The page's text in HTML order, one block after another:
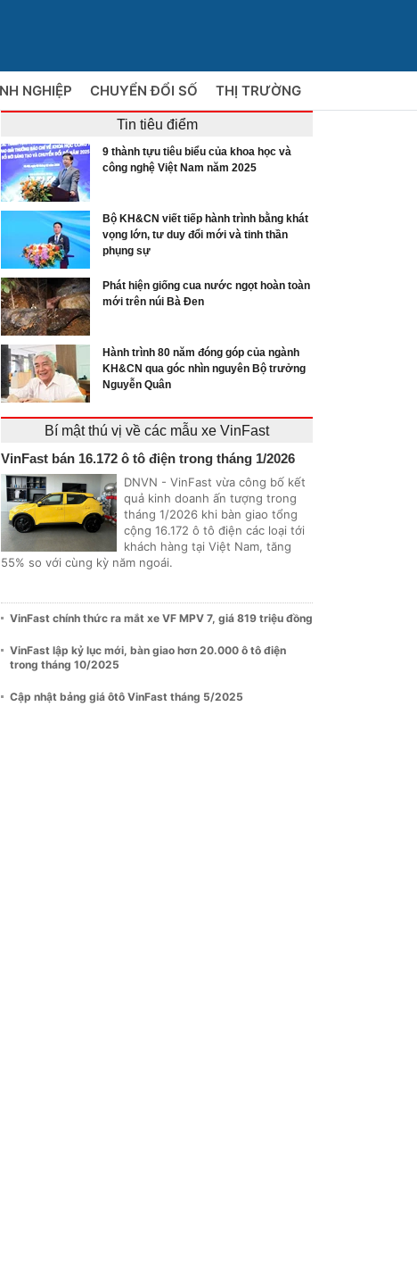
NGHIỆP CHUYỂN ĐỔI SỐ THỊ TRƯỜNG
Tin tiêu điểm
9 thành tựu tiêu biểu của khoa học và
công nghệ Việt Nam năm 2025
Bộ KH&CN viết tiếp hành trình bằng khát
vọng lớn, tư duy đổi mới và tinh thần
phụng sự
Phát hiện giống cua nước ngọt hoàn toàn
mới trên núi Bà Đen
Hành trình 80 năm đóng góp của ngành
KH&CN qua góc nhìn nguyên Bộ trưởng
Nguyễn Quân
Bí mật thú vị về các mẫu xe VinFast
VinFast bán 16.172 ô tô điện trong tháng 1/2026
DNVN - VinFast vừa công bố kết
quả kinh doanh ấn tượng trong
tháng 1/2026 khi bàn giao tổng
cộng 16.172 ô tô điện các loại tới
khách hàng tại Việt Nam, tăng
55% so với cùng kỳ năm ngoái.
VinFast chính thức ra mắt xe VF MPV 7, giá 819 triệu đồng
VinFast lập kỷ lục mới, bàn giao hơn 20.000 ô tô điện
trong tháng 10/2025
Cập nhật bảng giá ôtô VinFast tháng 5/2025